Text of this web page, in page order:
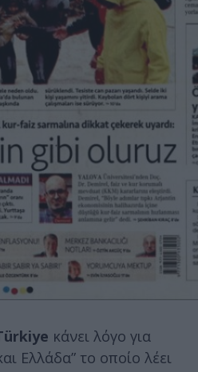
κάνει λόγο για
Ελλάδα” το οποίο λέει